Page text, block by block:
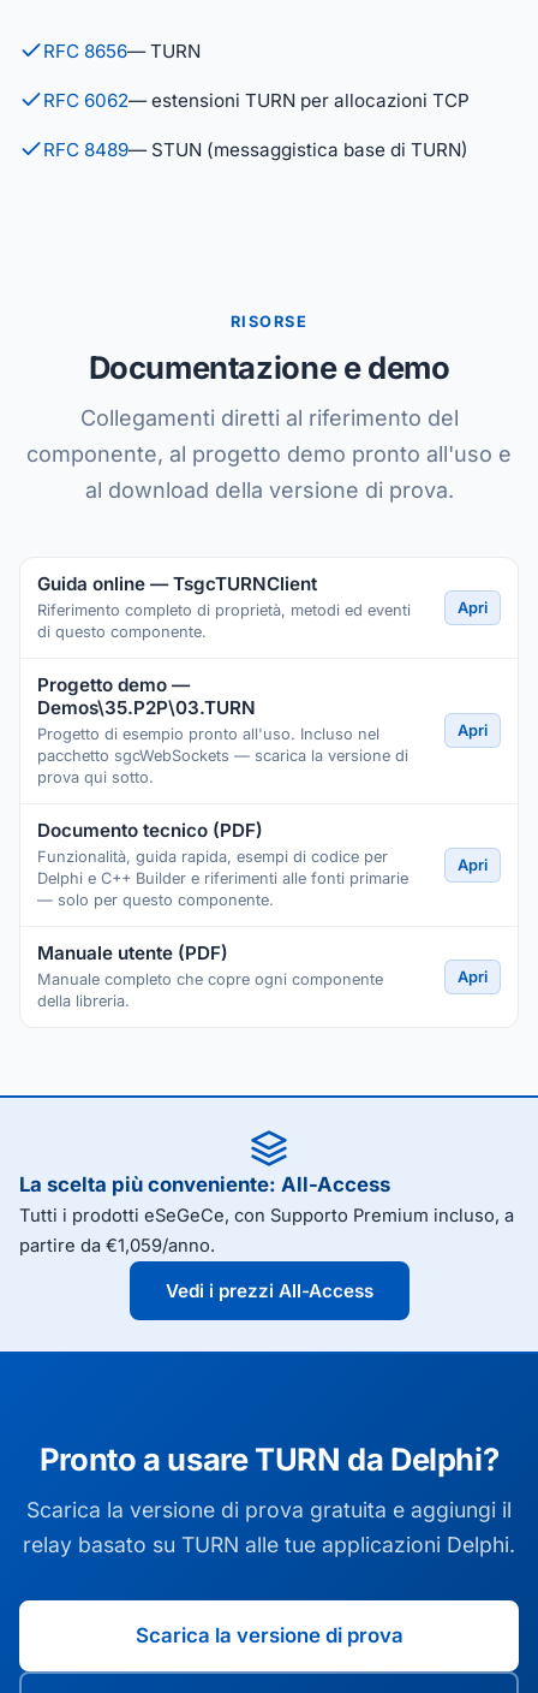
RFC 8656— TURN
RFC 6062— estensioni TURN per allocazioni TCP
RFC 8489— STUN (messaggistica base di TURN)
RISORSE
Documentazione e demo
Collegamenti diretti al riferimento del
componente, al progetto demo pronto all'uso e
al download della versione di prova.
Guida online — TsgcTURNClient
Riferimento completo di proprietà, metodi ed eventi
di questo componente.
Apri
Progetto demo —
Demos\35.P2P\03.TURN
Progetto di esempio pronto all'uso. Incluso nel
pacchetto sgcWebSockets — scarica la versione di
prova qui sotto.
Apri
Documento tecnico (PDF)
Funzionalità, guida rapida, esempi di codice per
Delphi e C++ Builder e riferimenti alle fonti primarie
— solo per questo componente.
Apri
Manuale utente (PDF)
Manuale completo che copre ogni componente
della libreria.
Apri
La scelta più conveniente: All-Access
Tutti i prodotti eSeGeCe, con Supporto Premium incluso, a
partire da €1,059/anno.
Vedi i prezzi All-Access
Pronto a usare TURN da Delphi?
Scarica la versione di prova gratuita e aggiungi il
relay basato su TURN alle tue applicazioni Delphi.
Scarica la versione di prova